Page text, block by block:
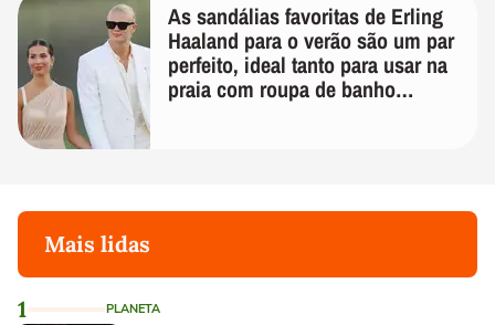
As sandálias favoritas de Erling
Haaland para o verão são um par
perfeito, ideal tanto para usar na
praia com roupa de banho
Mais lidas
1 PLANETA